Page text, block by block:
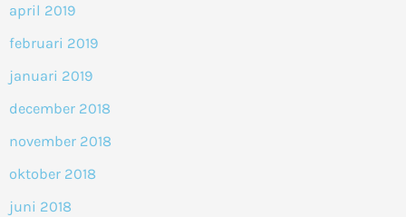
april 2019
februari 2019
januari 2019
december 2018
november 2018
oktober 2018
juni 2018